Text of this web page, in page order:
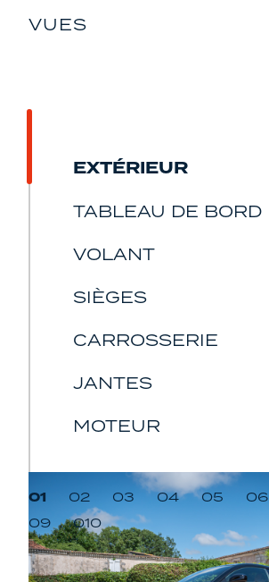
VUES
EXTÉRIEUR
TABLEAU DE BORD
VOLANT
SIÈGES
CARROSSERIE
JANTES
MOTEUR
01 02 03 04 05 06
09
010